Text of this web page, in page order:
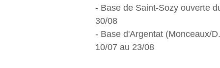
- Base de Saint-Sozy ouverte
30/08
- Base d'Argentat (Monceaux/
10/07 au 23/08